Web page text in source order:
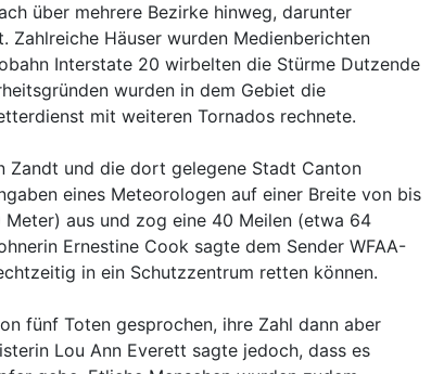
über mehrere Bezirke hinweg, darunter
Zahlreiche Häuser wurden Medienberichten
Interstate 20 wirbelten die Stürme Dutzende
wurden in dem Gebiet die
mit weiteren Tornados rechnete.
Zandt und die dort gelegene Stadt Canton
eines Meteorologen auf einer Breite von bis
aus und zog eine 40 Meilen (etwa 64
Ernestine Cook sagte dem Sender WFAA-
in ein Schutzzentrum retten können.
fünf Toten gesprochen, ihre Zahl dann aber
Lou Ann Everett sagte jedoch, dass es